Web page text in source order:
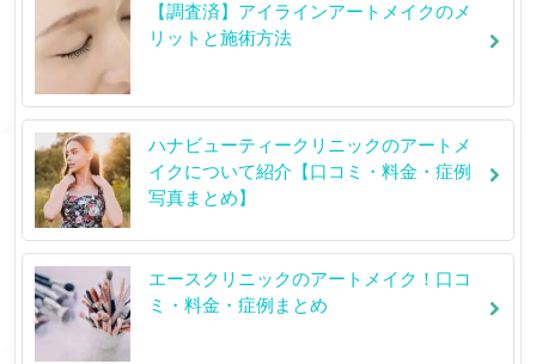
【調査済】アイラインアートメイクのメ
リットと施術方法
ハナビューティークリニックのアートメ
イクについて紹介【口コミ・料金・症例
写真まとめ】
エースクリニックのアートメイク！口コ
ミ・料金・症例まとめ